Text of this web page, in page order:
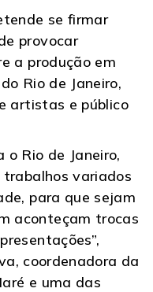
se firmar
provocar
a produção em
Rio de Janeiro,
artistas e público
o Rio de Janeiro,
variados
para que sejam
aconteçam trocas
coordenadora da
e uma das